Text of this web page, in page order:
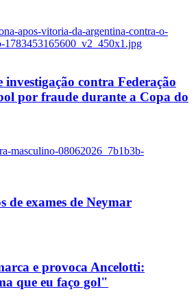
contra Federação
por fraude durante a Copa do
de exames de Neymar
e provoca Ancelotti:
que eu faço gol"